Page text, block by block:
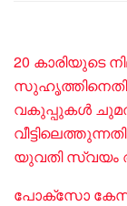
20 കാരിയുടെ
വകുപ്പുകൾ
യുവതി സ്വയം
പോക്സോ കേസ്